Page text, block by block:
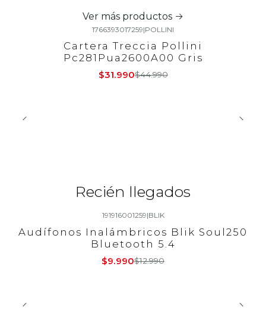
Ver más productos
OFF
1766393017259|POLLINI
Cartera Treccia Pollini
Pc281Pua2600A00 Gris
$31.990$44.990
Recién llegados
-23%OFF
191916001259|BLIK
Audífonos Inalámbricos Blik Soul250
Bluetooth 5.4
$9.990$12.990